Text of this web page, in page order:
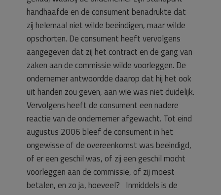
handhaafde en de consument benadrukte dat
zij helemaal niet wilde beëindigen, maar wilde
opschorten. De consument heeft vervolgens
aangegeven dat zij het contract en de gang van
zaken aan de commissie wilde voorleggen. De
ondernemer antwoordde daarop dat hij het ook
uit handen zou geven, aan wie was niet duidelijk.
Vervolgens heeft de consument een nadere
reactie van de ondernemer afgewacht. Tot eind
augustus 2006 bleef de consument in het
ongewisse of de overeenkomst was beëindigd,
of er een geschil was, of zij een geschil mocht
voorleggen aan de commissie, of zij moest
betalen, en zo ja, hoeveel? Inmiddels is de